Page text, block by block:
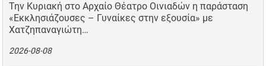
Την Κυριακή στο Αρχαίο Θέατρο Οινιαδών η παράσταση
«Εκκλησιάζουσες – Γυναίκες στην εξουσία» με
Χατζηπαναγιώτη…
2026-08-08